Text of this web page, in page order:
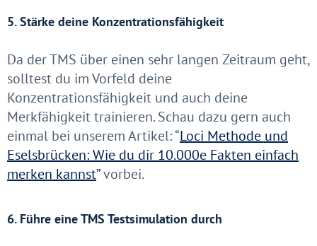
5. Stärke deine Konzentrationsfähigkeit
Da der TMS über einen sehr langen Zeitraum geht,
solltest du im Vorfeld deine
Konzentrationsfähigkeit und auch deine
Merkfähigkeit trainieren. Schau dazu gern auch
einmal bei unserem Artikel: “Loci Methode und
Eselsbrücken: Wie du dir 10.000e Fakten einfach
merken kannst”vorbei.
6. Führe eine TMS Testsimulation durch